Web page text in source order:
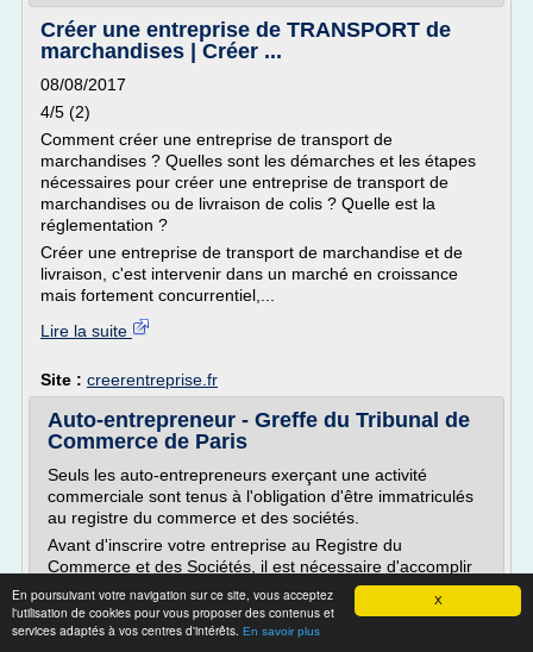
X
En poursuivant votre navigation sur ce site, vous acceptez
l'utilisation de cookies pour vous proposer des contenus et
services adaptés à vos centres d'intérêts. En savoir plus
Créer une entreprise de TRANSPORT de
marchandises | Créer ...
08/08/2017
4/5 (2)
Comment créer une entreprise de transport de
marchandises ? Quelles sont les démarches et les étapes
nécessaires pour créer une entreprise de transport de
marchandises ou de livraison de colis ? Quelle est la
réglementation ?
Créer une entreprise de transport de marchandise et de
livraison, c'est intervenir dans un marché en croissance
mais fortement concurrentiel,...
Lire la suite
Site : creerentreprise.fr
Auto-entrepreneur - Greffe du Tribunal de
Commerce de Paris
Seuls les auto-entrepreneurs exerçant une activité
commerciale sont tenus à l'obligation d'être immatriculés
au registre du commerce et des sociétés.
Avant d'inscrire votre entreprise au Registre du
Commerce et des Sociétés, il est nécessaire d'accomplir
certaines démarches. Des documents justificatifs seront
exigés pour compléter votre dossier d'immatriculation.
NB : Dépôt du...